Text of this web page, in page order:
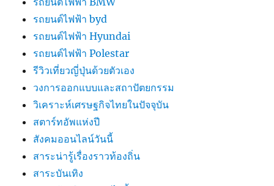
รถยนต์ไฟฟ้า byd
รถยนต์ไฟฟ้า Hyundai
รถยนต์ไฟฟ้า Polestar
รีวิวเที่ยวญี่ปุ่นด้วยตัวเอง
วงการออกแบบและสถาปัตยกรรม
วิเคราะห์เศรษฐกิจไทยในปัจจุบัน
สตาร์ทอัพแห่งปี
สังคมออนไลน์วันนี้
สาระน่ารู้เรื่องราวท้องถิ่น
สาระบันเทิง